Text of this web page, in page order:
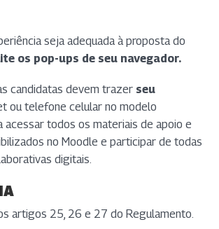
seja adequada à proposta do
os pop-ups de seu navegador.
candidatas devem trazer seu
ou telefone celular no modelo
acessar todos os materiais de apoio e
no Moodle e participar de todas
digitais.
artigos 25, 26 e 27 do Regulamento.